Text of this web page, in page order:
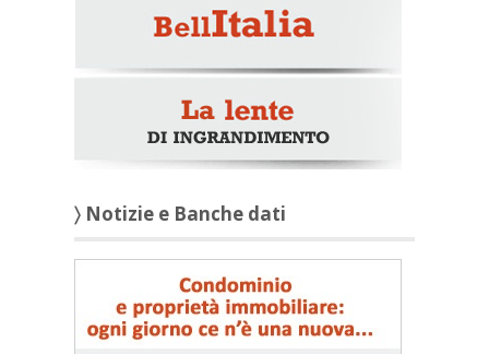
〉 Notizie e Banche dati